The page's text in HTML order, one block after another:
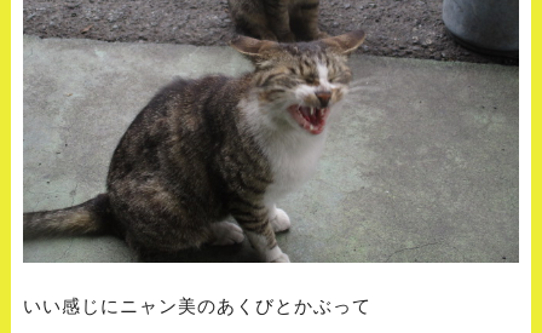
いい感じにニャン美のあくびとかぶって